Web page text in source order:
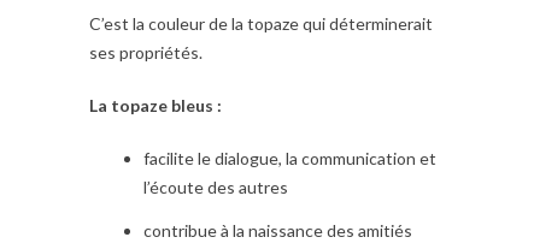
C’est la couleur de la topaze qui déterminerait
ses propriétés.
La topaze bleus :
facilite le dialogue, la communication et
l’écoute des autres
contribue à la naissance des amitiés